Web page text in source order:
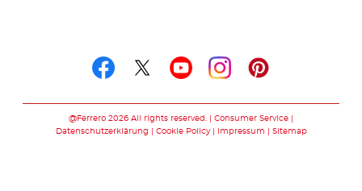
@Ferrero 2026 All rights reserved.
Consumer Service
Datenschutzerklärung
Cookie Policy Impressum Sitemap